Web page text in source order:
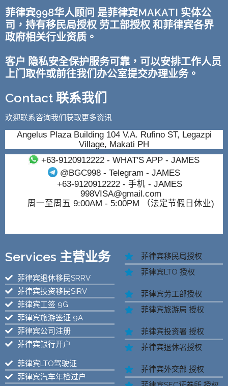
菲律宾998华人顾问 是菲律宾MAKATI 实体公
司，持有移民局授权 劳工部授权 和菲律宾各界
政府相关行业资质。
客户 隐私安全保护服务可靠，可以安排工作人员
上门取件或前往我们办公室提交办理业务。
Contact 联系我们
欢迎联系咨询我们获取更多资讯
Angelus Plaza Building 104 V.A. Rufino ST, Legazpi
Village, Makati PH
+63-9120912222- WHAT'S APP - JAMES
@BGC998 - Telegram - JAMES
+63-9120912222- 手机 - JAMES
998VISA@gmail.com
周一至周五 9:00AM - 5:00PM （法定节假日休业)
Services 主营业务
菲律宾退休移民SRRV
菲律宾投资移民SIRV
菲律宾工签 9G
菲律宾旅游签证 9A
菲律宾公司注册
菲律宾银行开户
菲律宾LTO驾驶证
菲律宾汽车年检过户
菲律宾移民局授权
菲律宾LTO 授权
菲律宾劳工部授权
菲律宾旅游局 授权
菲律宾投资署 授权
菲律宾退休署授权
菲律宾外交部 授权